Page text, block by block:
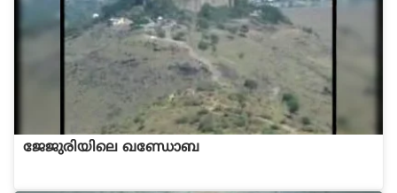
ജേജുരിയിലെ ഖണ്ഡോബ